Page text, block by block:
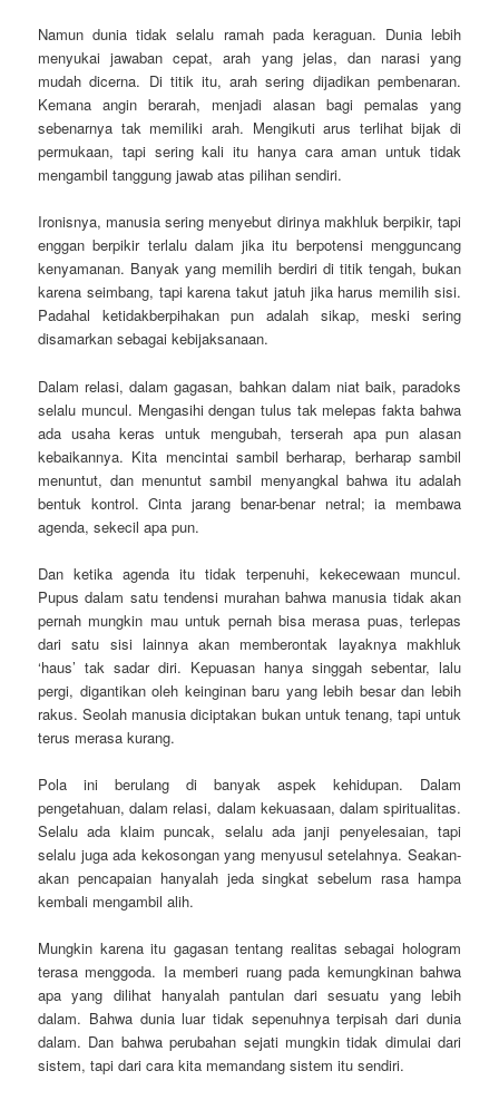
Namun dunia tidak selalu ramah pada keraguan. Dunia lebih
menyukai jawaban cepat, arah yang jelas, dan narasi yang
mudah dicerna. Di titik itu, arah sering dijadikan pembenaran.
Kemana angin berarah, menjadi alasan bagi pemalas yang
sebenarnya tak memiliki arah. Mengikuti arus terlihat bijak di
permukaan, tapi sering kali itu hanya cara aman untuk tidak
mengambil tanggung jawab atas pilihan sendiri.
Ironisnya, manusia sering menyebut dirinya makhluk berpikir, tapi
enggan berpikir terlalu dalam jika itu berpotensi mengguncang
kenyamanan. Banyak yang memilih berdiri di titik tengah, bukan
karena seimbang, tapi karena takut jatuh jika harus memilih sisi.
Padahal ketidakberpihakan pun adalah sikap, meski sering
disamarkan sebagai kebijaksanaan.
Dalam relasi, dalam gagasan, bahkan dalam niat baik, paradoks
selalu muncul. Mengasihi dengan tulus tak melepas fakta bahwa
ada usaha keras untuk mengubah, terserah apa pun alasan
kebaikannya. Kita mencintai sambil berharap, berharap sambil
menuntut, dan menuntut sambil menyangkal bahwa itu adalah
bentuk kontrol. Cinta jarang benar-benar netral; ia membawa
agenda, sekecil apa pun.
Dan ketika agenda itu tidak terpenuhi, kekecewaan muncul.
Pupus dalam satu tendensi murahan bahwa manusia tidak akan
pernah mungkin mau untuk pernah bisa merasa puas, terlepas
dari satu sisi lainnya akan memberontak layaknya makhluk
‘haus’ tak sadar diri. Kepuasan hanya singgah sebentar, lalu
pergi, digantikan oleh keinginan baru yang lebih besar dan lebih
rakus. Seolah manusia diciptakan bukan untuk tenang, tapi untuk
terus merasa kurang.
Pola ini berulang di banyak aspek kehidupan. Dalam
pengetahuan, dalam relasi, dalam kekuasaan, dalam spiritualitas.
Selalu ada klaim puncak, selalu ada janji penyelesaian, tapi
selalu juga ada kekosongan yang menyusul setelahnya. Seakan-
akan pencapaian hanyalah jeda singkat sebelum rasa hampa
kembali mengambil alih.
Mungkin karena itu gagasan tentang realitas sebagai hologram
terasa menggoda. Ia memberi ruang pada kemungkinan bahwa
apa yang dilihat hanyalah pantulan dari sesuatu yang lebih
dalam. Bahwa dunia luar tidak sepenuhnya terpisah dari dunia
dalam. Dan bahwa perubahan sejati mungkin tidak dimulai dari
sistem, tapi dari cara kita memandang sistem itu sendiri.